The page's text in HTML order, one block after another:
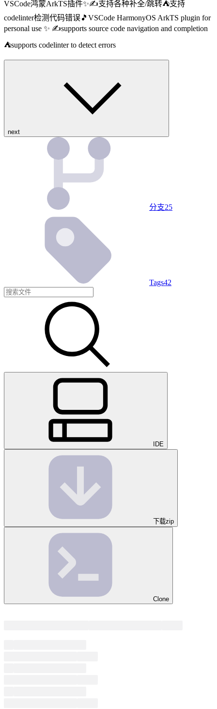
VSCode鸿蒙ArkTS插件✨✍️支持各种补全/跳转⛺️支持
codelinter检测代码错误🎵VSCode HarmonyOS ArkTS plugin for
personal use ✨ ✍️supports source code navigation and completion
⛺️supports codelinter to detect errors
next
分支25
Tags42
IDE
下载zip
Clone